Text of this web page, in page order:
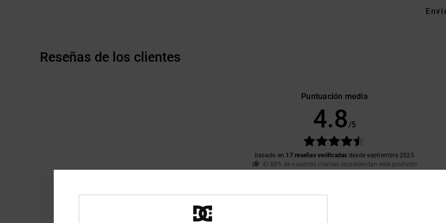
Reseñas de los clientes
Puntuación media
4.8 /5
basado en 17 reseñas verificadas desde septiembre 2025
El 88% de nuestros clientes recomiendan este producto